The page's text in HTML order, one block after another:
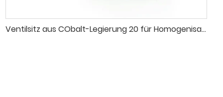
Ventilsitz aus CObalt-Legierung 20 für Homogenisator